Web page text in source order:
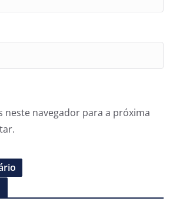
neste navegador para a próxima